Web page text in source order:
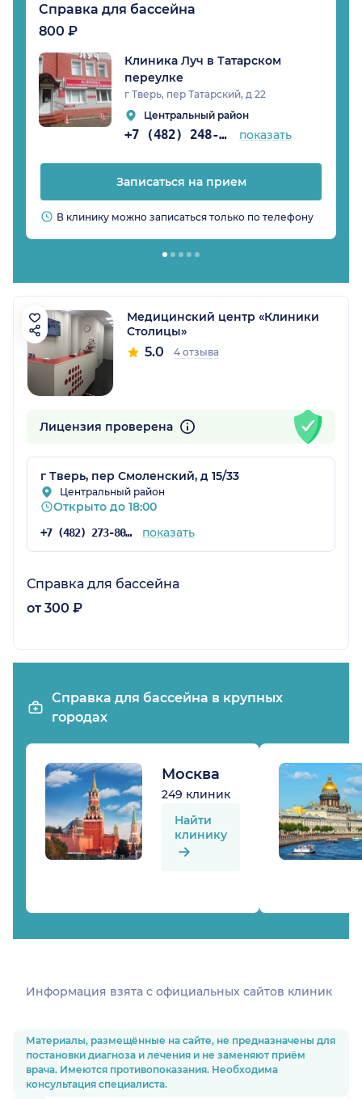
Справка для бассейна
800 ₽
Клиника Луч в Татарском
переулке
г Тверь, пер Татарский, д 22
Центральный район
+7 (482) 248-09-72 показать
Записаться на прием
В клинику можно записаться только по телефону
Медицинский центр «Клиники
Столицы»
5.0 4 отзыва
Лицензия проверена
г Тверь, пер Смоленский, д 15/33
Центральный район
Открыто до 18:00
+7 (482) 273-80-78 показать
Справка для бассейна
от 300 ₽
Справка для бассейна в крупных
городах
Москва
249 клиник
Найти
клинику
Информация взята c официальных сайтов клиник
Материалы, размещённые на сайте, не предназначены для
постановки диагноза и лечения и не заменяют приём
врача. Имеются противопоказания. Необходима
консультация специалиста.